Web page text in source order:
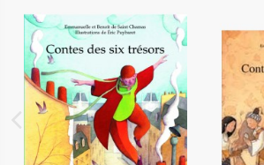
Contes des six trésors
12,20 €
Contes